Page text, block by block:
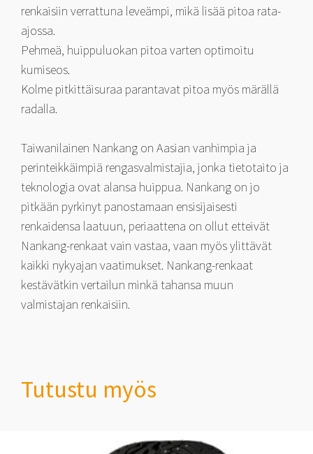
renkaisiin verrattuna leveämpi, mikä lisää pitoa rata-
ajossa.
Pehmeä, huippuluokan pitoa varten optimoitu
kumiseos.
Kolme pitkittäisuraa parantavat pitoa myös märällä
radalla.
Taiwanilainen Nankang on Aasian vanhimpia ja
perinteikkäimpiä rengasvalmistajia, jonka tietotaito ja
teknologia ovat alansa huippua. Nankang on jo
pitkään pyrkinyt panostamaan ensisijaisesti
renkaidensa laatuun, periaattena on ollut etteivät
Nankang-renkaat vain vastaa, vaan myös ylittävät
kaikki nykyajan vaatimukset. Nankang-renkaat
kestävätkin vertailun minkä tahansa muun
valmistajan renkaisiin.
Tutustu myös